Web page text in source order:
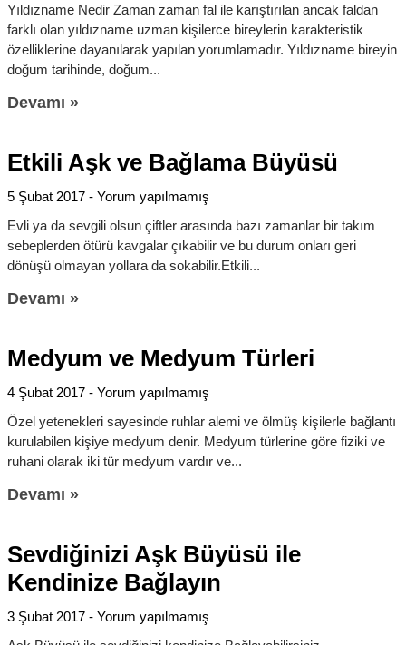
Yıldızname Nedir Zaman zaman fal ile karıştırılan ancak faldan
farklı olan yıldızname uzman kişilerce bireylerin karakteristik
özelliklerine dayanılarak yapılan yorumlamadır. Yıldızname bireyin
doğum tarihinde, doğum
Devamı »
Etkili Aşk ve Bağlama Büyüsü
5 Şubat 2017
Yorum yapılmamış
Evli ya da sevgili olsun çiftler arasında bazı zamanlar bir takım
sebeplerden ötürü kavgalar çıkabilir ve bu durum onları geri
dönüşü olmayan yollara da sokabilir.Etkili
Devamı »
Medyum ve Medyum Türleri
4 Şubat 2017
Yorum yapılmamış
Özel yetenekleri sayesinde ruhlar alemi ve ölmüş kişilerle bağlantı
kurulabilen kişiye medyum denir. Medyum türlerine göre fiziki ve
ruhani olarak iki tür medyum vardır ve
Devamı »
Sevdiğinizi Aşk Büyüsü ile
Kendinize Bağlayın
3 Şubat 2017
Yorum yapılmamış